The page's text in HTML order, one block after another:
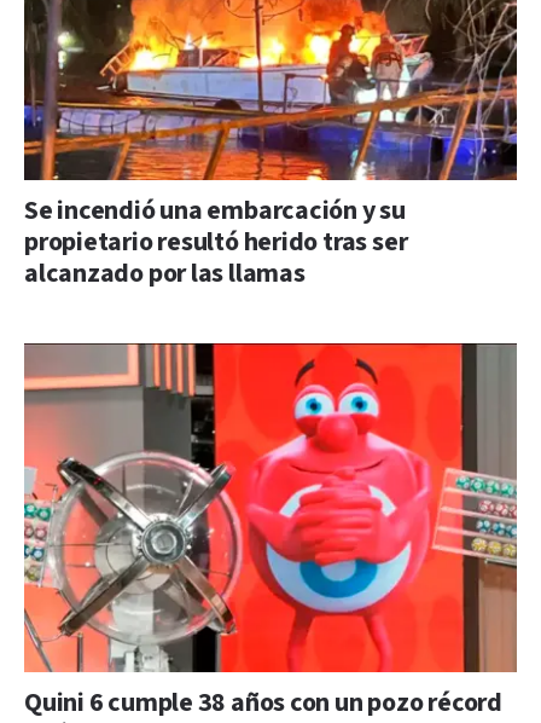
Se incendió una embarcación y su
propietario resultó herido tras ser
alcanzado por las llamas
Quini 6 cumple 38 años con un pozo récord